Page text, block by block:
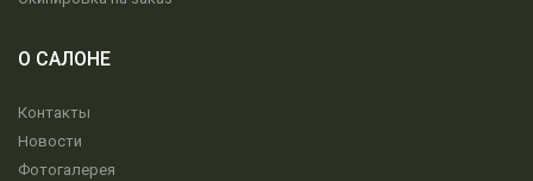
О САЛОНЕ
Контакты
Новости
Фотогалерея